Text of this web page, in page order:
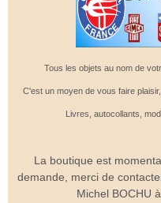
Tous les objets au nom de
C'est un moyen de vous faire
Livres, autocollants,
La boutique est
demande, merci de
Michel BOCHU